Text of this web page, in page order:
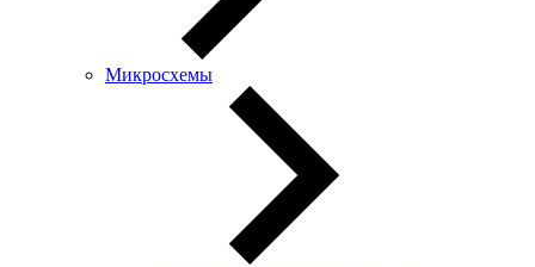
Микросхемы